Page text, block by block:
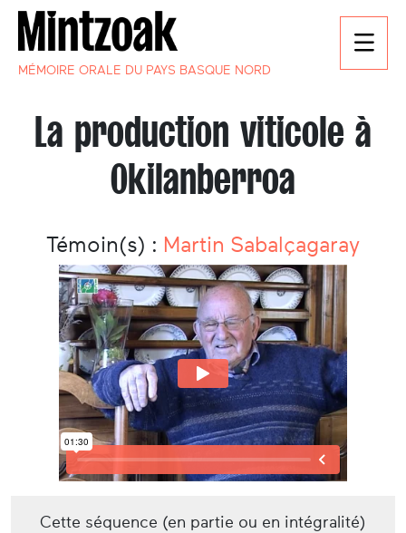
MÉMOIRE ORALE DU PAYS BASQUE NORD
La production viticole à
Okilanberroa
Témoin(s) : Martin Sabalçagaray
Cette séquence (en partie ou en intégralité)